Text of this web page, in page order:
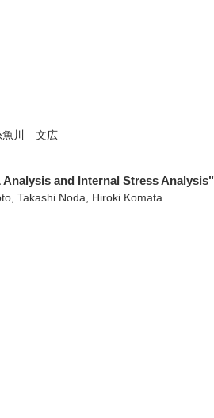
魚川 文広
and Internal Stress Analysis"
Takashi Noda, Hiroki Komata